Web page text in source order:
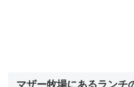
マザー牧場にあるランチ